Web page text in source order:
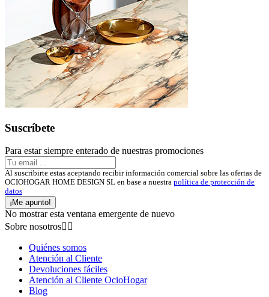
Suscríbete
Para estar siempre enterado de nuestras promociones
Al suscribirte estas aceptando recibir información comercial sobre las ofertas de
OCIOHOGAR HOME DESIGN SL en base a nuestra política de protección de
datos
¡Me apunto!
No mostrar esta ventana emergente de nuevo
Sobre nosotros 
Quiénes somos
Atención al Cliente
Devoluciones fáciles
Atención al Cliente OcioHogar
Blog